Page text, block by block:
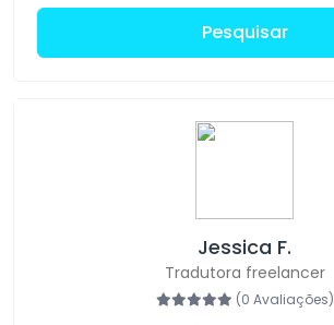
Pesquisar
Jessica F.
Tradutora freelancer
(0 Avaliações)